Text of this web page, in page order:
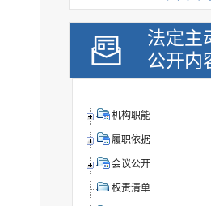
法定主
公开内
机构职能
履职依据
会议公开
权责清单